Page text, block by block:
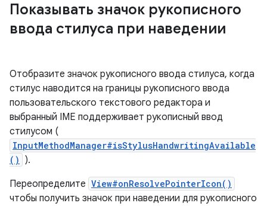
Показывать значок рукописного
ввода стилуса при наведении
Отобразите значок рукописного ввода стилуса, когда
стилус наводится на границы рукописного ввода
пользовательского текстового редактора и
выбранный IME поддерживает рукописный ввод
стилусом (
InputMethodManager#isStylusHandwritingAvailable
()
).
Переопределите View#onResolvePointerIcon()
чтобы получить значок при наведении для рукописного